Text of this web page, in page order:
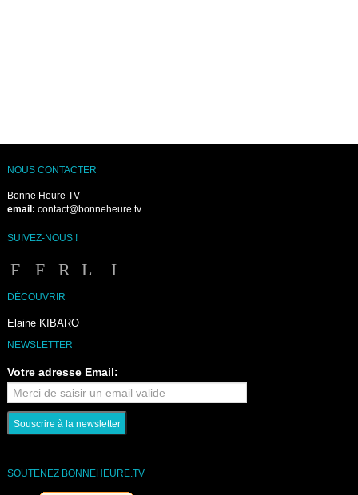
NOUS CONTACTER
Bonne Heure TV
email: contact@bonneheure.tv
SUIVEZ-NOUS !
DÉCOUVRIR
Elaine KIBARO
NEWSLETTER
Votre adresse Email:
SOUTENEZ BONNEHEURE.TV